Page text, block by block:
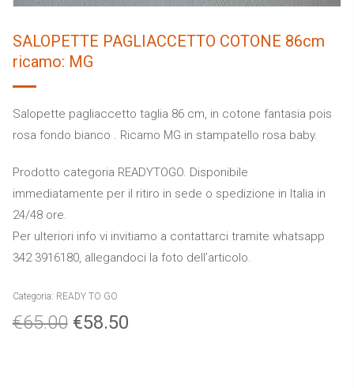
SALOPETTE PAGLIACCETTO COTONE 86cm
ricamo: MG
Salopette pagliaccetto taglia 86 cm, in cotone fantasia pois
rosa fondo bianco . Ricamo MG in stampatello rosa baby.
Prodotto categoria READYTOGO. Disponibile
immediatamente per il ritiro in sede o spedizione in Italia in
24/48 ore.
Per ulteriori info vi invitiamo a contattarci tramite whatsapp
342 3916180, allegandoci la foto dell’articolo.
Categoria: READY TO GO
€65.00 €58.50